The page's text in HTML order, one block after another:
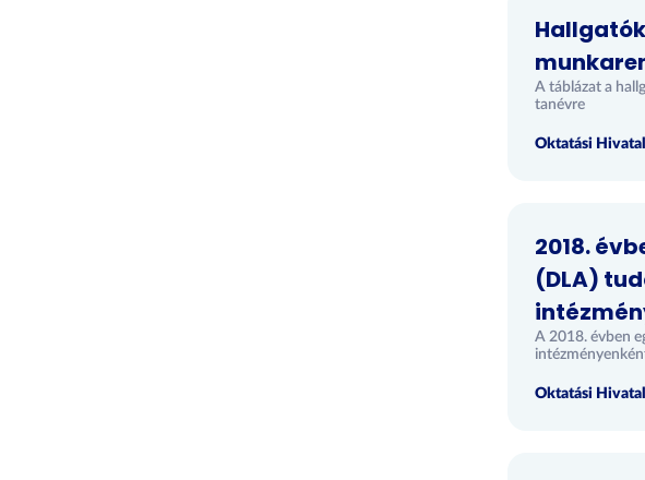
A táblázat a
tanévre
Oktatási Hivatal
2018.
(DLA)
A 2018. évben
Oktatási Hivatal